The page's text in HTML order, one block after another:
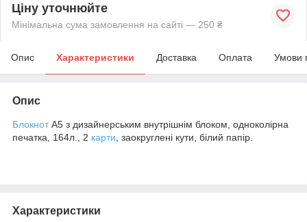
Ціну уточнюйте
Мінімальна сума замовлення на сайті — 250 ₴
Опис Характеристики Доставка Оплата Умови
Опис
БлокнотA5 з дизайнерським внутрішнім блоком, одноколірна
печатка, 164л., 2 карти , заокруглені кути, білий папір.
Характеристики